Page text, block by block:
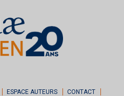
ESPACE AUTEURS CONTACT